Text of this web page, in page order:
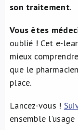
son traitement.
Vous êtes
oublié ! Cet e-
mieux
que le
place.
Lancez-vous !
ensemble